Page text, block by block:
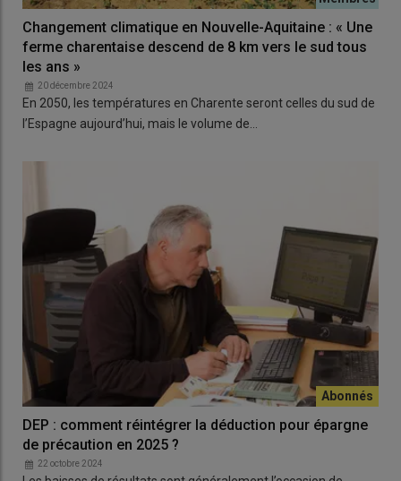
Changement climatique en Nouvelle-Aquitaine : « Une
ferme charentaise descend de 8 km vers le sud tous
les ans »
20 décembre 2024
En 2050, les températures en Charente seront celles du sud de
l’Espagne aujourd’hui, mais le volume de…
DEP : comment réintégrer la déduction pour épargne
de précaution en 2025 ?
22 octobre 2024